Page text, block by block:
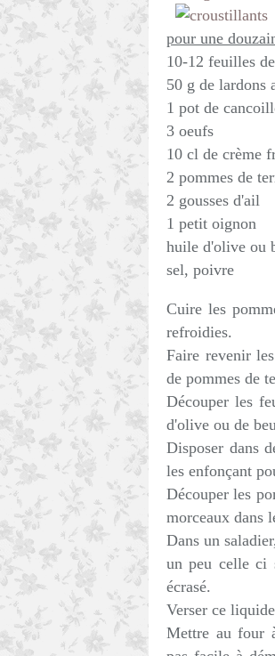
pour une
10-12 feuilles
50 g de lardons
1 pot de
3 oeufs
10 cl de crème
2 pommes de
2 gousses d'ail
1 petit oignon
huile d'olive ou
sel, poivre
Cuire les
refroidies.
Faire revenir
de pommes de
Découper les
d'olive ou de
Disposer dans
les enfonçant
Découper les
morceaux dans
Dans un
un peu celle ci
écrasé.
Verser ce
Mettre au four